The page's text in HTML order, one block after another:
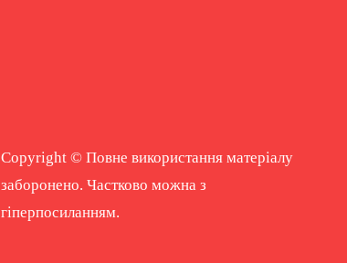
Copyright © Повне використання матеріалу
заборонено. Частково можна з
гіперпосиланням.